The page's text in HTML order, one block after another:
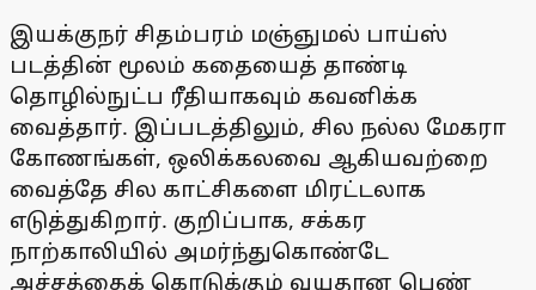
இயக்குநர் சிதம்பரம் மஞ்ஞுமல் பாய்ஸ்
படத்தின் மூலம் கதையைத் தாண்டி
தொழில்நுட்ப ரீதியாகவும் கவனிக்க
வைத்தார். இப்படத்திலும், சில நல்ல மேகரா
கோணங்கள், ஒலிக்கலவை ஆகியவற்றை
வைத்தே சில காட்சிகளை மிரட்டலாக
எடுத்துகிறார். குறிப்பாக, சக்கர
நாற்காலியில் அமர்ந்துகொண்டே
அச்சத்தைக் கொடுக்கும் வயதான பெண்